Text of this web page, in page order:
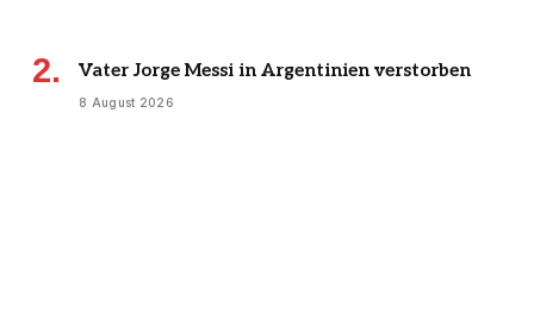
Vater Jorge Messi in Argentinien verstorben
8 August 2026